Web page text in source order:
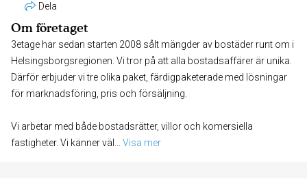
Dela
Om företaget
3etage har sedan starten 2008 sålt mängder av bostäder runt om i
Helsingsborgsregionen. Vi tror på att alla bostadsaffärer är unika.
Därför erbjuder vi tre olika paket, färdigpaketerade med lösningar
för marknadsföring, pris och försäljning.
Vi arbetar med både bostadsrätter, villor och komersiella
fastigheter. Vi känner väl
Visa mer